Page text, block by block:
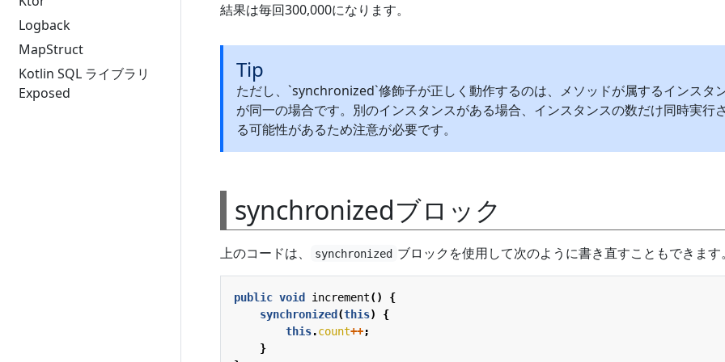
Logback
MapStruct
Kotlin SQL ライブラリ
Exposed
結果は毎回300,000になります。
Tip
ただし、`synchronized`修飾子が正しく動作するのは、メソッドが属するインスタ
が同一の場合です。別のインスタンスがある場合、インスタンスの数だけ同時実行
る可能性があるため注意が必要です。
synchronizedブロック
上のコードは、 synchronized ブロックを使用して次のように書き直すこともできます
public void increment()
{
synchronized (this)
{
this.count++;
}